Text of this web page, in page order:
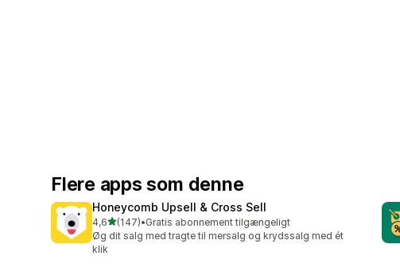
Flere apps som denne
Honeycomb Upsell & Cross Sell
4,6ud af 5 stjerner
(147)
147 anmeldelser i alt
•Gratis abonnement tilgængeligt
Øg dit salg med tragte til mersalg og krydssalg med ét
klik